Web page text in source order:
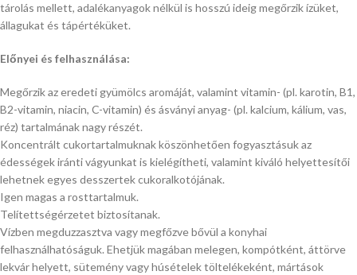
tárolás mellett, adalékanyagok nélkül is hosszú ideig megőrzik ízüket,
állagukat és tápértéküket.
Előnyei és felhasználása:
Megőrzik az eredeti gyümölcs aromáját, valamint vitamin- (pl. karotin, B1,
B2-vitamin, niacin, C-vitamin) és ásványi anyag- (pl. kalcium, kálium, vas,
réz) tartalmának nagy részét.
Koncentrált cukortartalmuknak köszönhetően fogyasztásuk az
édességek iránti vágyunkat is kielégítheti, valamint kiváló helyettesítői
lehetnek egyes desszertek cukoralkotójának.
Igen magas a rosttartalmuk.
Telítettségérzetet biztosítanak.
Vízben megduzzasztva vagy megfőzve bővül a konyhai
felhasználhatóságuk. Ehetjük magában melegen, kompótként, áttörve
lekvár helyett, sütemény vagy húsételek töltelékeként, mártások